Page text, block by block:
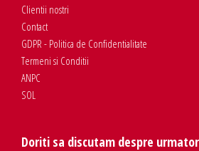
Clientii nostri
Contact
GDPR - Politica de Confidentialitate
Termeni si Conditii
ANPC
SOL
Doriti sa discutam despre